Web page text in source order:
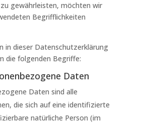
gewährleisten, möchten wir
Begrifflichkeiten
in dieser Datenschutzerklärung
die folgenden Begriffe:
Daten
Daten sind alle
die sich auf eine identifizierte
natürliche Person (im